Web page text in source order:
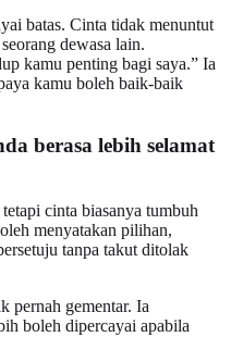
batas. Cinta tidak menuntut
dewasa lain.
kamu penting bagi saya.” Ia
kamu boleh baik-baik
berasa lebih selamat
cinta biasanya tumbuh
menyatakan pilihan,
tanpa takut ditolak
pernah gementar. Ia
boleh dipercayai apabila